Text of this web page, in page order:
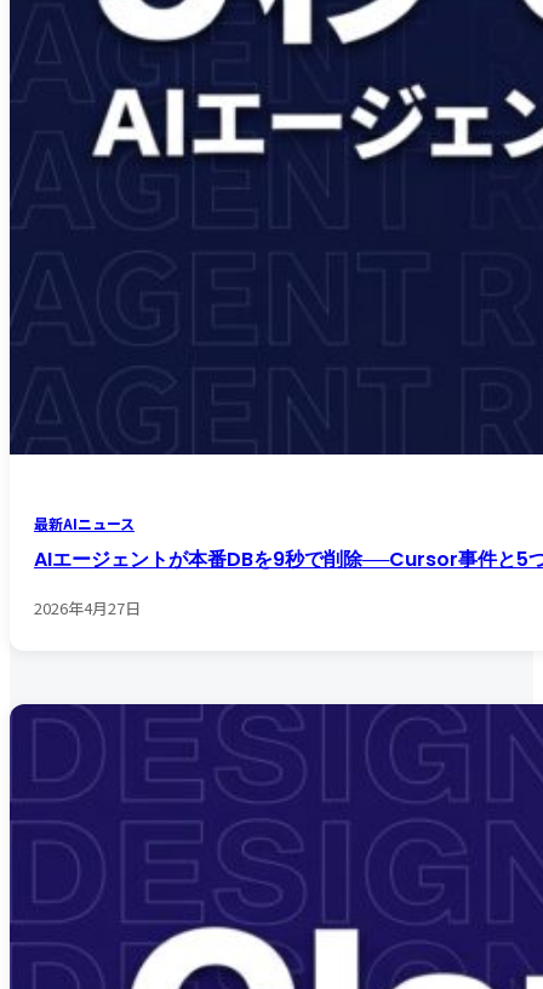
最新AIニュース
AIエージェントが本番DBを9秒で削除──Cursor事件と5
2026年4月27日